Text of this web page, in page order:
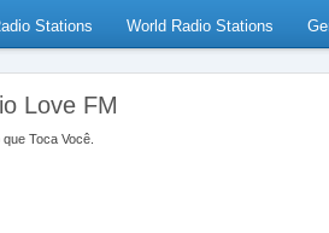
Stations World Radio Stations
Love FM
que Toca Você.